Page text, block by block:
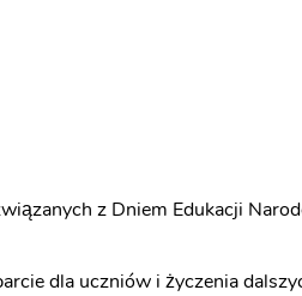
z Dniem Edukacji
dla uczniów i życzenia